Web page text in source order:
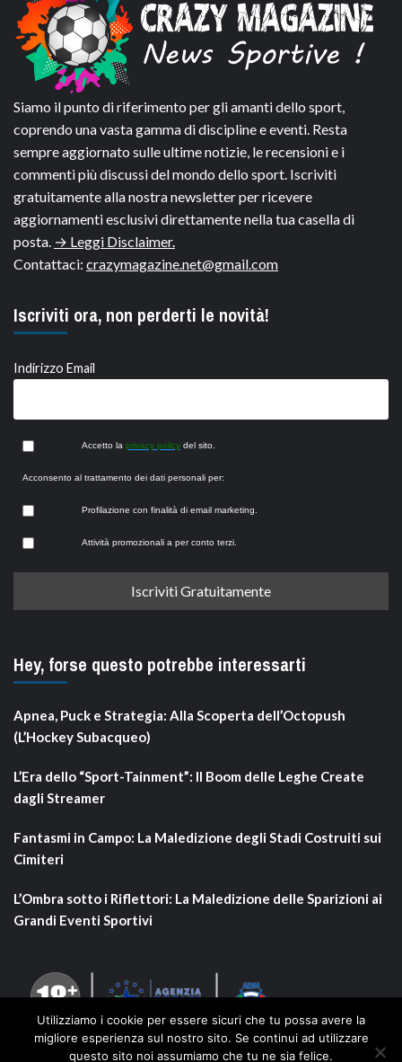
Siamo il punto di riferimento per gli amanti dello sport,
coprendo una vasta gamma di discipline e eventi. Resta
sempre aggiornato sulle ultime notizie, le recensioni e i
commenti più discussi del mondo dello sport. Iscriviti
gratuitamente alla nostra newsletter per ricevere
aggiornamenti esclusivi direttamente nella tua casella di
posta. → Leggi Disclaimer.
Contattaci: crazymagazine.net@gmail.com
Iscriviti ora, non perderti le novità!
Indirizzo Email
Accetto la privacy policy del sito.
Acconsento al trattamento dei dati personali per:
Profilazione con finalità di email marketing.
Attività promozionali a per conto terzi.
Hey, forse questo potrebbe interessarti
Apnea, Puck e Strategia: Alla Scoperta dell’Octopush
(L’Hockey Subacqueo)
L’Era dello “Sport-Tainment”: Il Boom delle Leghe Create
dagli Streamer
Fantasmi in Campo: La Maledizione degli Stadi Costruiti sui
Cimiteri
L’Ombra sotto i Riflettori: La Maledizione delle Sparizioni ai
Grandi Eventi Sportivi
Utilizziamo i cookie per essere sicuri che tu possa avere la
migliore esperienza sul nostro sito. Se continui ad utilizzare
questo sito noi assumiamo che tu ne sia felice.